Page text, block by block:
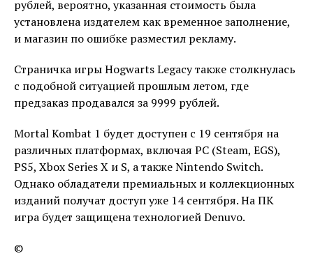
рублей, вероятно, указанная стоимость была
установлена издателем как временное заполнение,
и магазин по ошибке разместил рекламу.
Страничка игры Hogwarts Legacy также столкнулась
с подобной ситуацией прошлым летом, где
предзаказ продавался за 9999 рублей.
Mortal Kombat 1 будет доступен с 19 сентября на
различных платформах, включая PC (Steam, EGS),
PS5, Xbox Series X и S, а также Nintendo Switch.
Однако обладатели премиальных и коллекционных
изданий получат доступ уже 14 сентября. На ПК
игра будет защищена технологией Denuvo.
©